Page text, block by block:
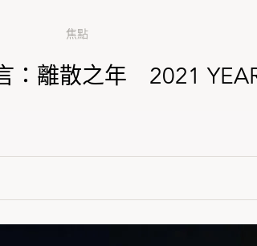
焦點
：離散之年 2021